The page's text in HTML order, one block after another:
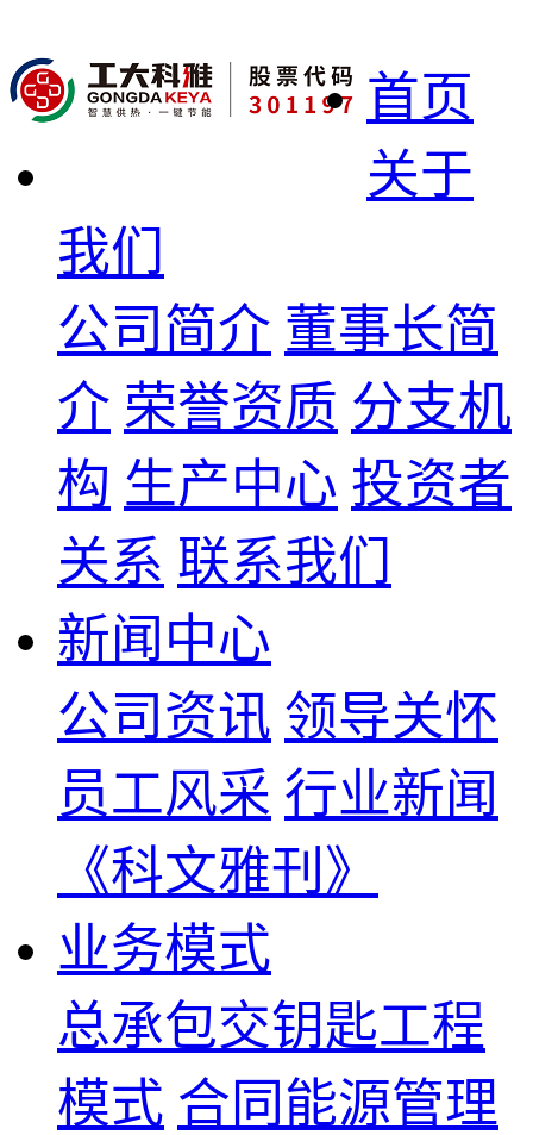
首页
关于
我们
公司简介 董事长简
介 荣誉资质 分支机
构 生产中心 投资者
关系 联系我们
新闻中心
公司资讯 领导关怀
员工风采 行业新闻
《科文雅刊》
业务模式
总承包交钥匙工程
模式 合同能源管理